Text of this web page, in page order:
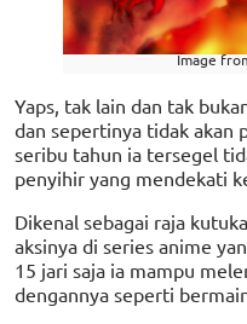
Image
Yaps, tak lain dan tak
dan sepertinya tidak akan
seribu tahun ia tersegel
penyihir yang mendekati
Dikenal sebagai raja
aksinya di series anime
15 jari saja ia mampu
dengannya seperti